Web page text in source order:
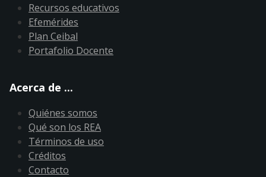
Recursos educativos
Efemérides
Plan Ceibal
Portafolio Docente
Acerca de ...
Quiénes somos
Qué son los REA
Términos de uso
Créditos
Contacto